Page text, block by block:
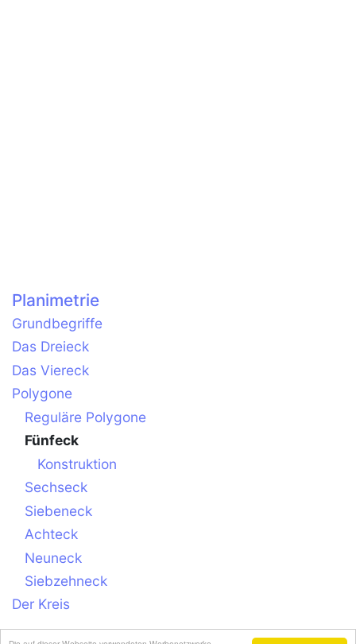
Planimetrie
Grundbegriffe
Das Dreieck
Das Viereck
Polygone
Reguläre Polygone
Fünfeck
Konstruktion
Sechseck
Siebeneck
Achteck
Neuneck
Siebzehneck
Der Kreis